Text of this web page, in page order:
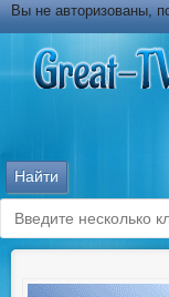
Вы не авторизованы,